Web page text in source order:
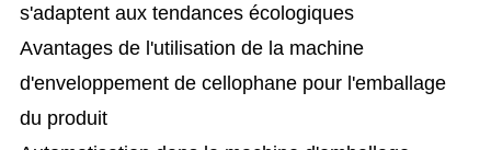
s'adaptent aux tendances écologiques
Avantages de l'utilisation de la machine
d'enveloppement de cellophane pour l'emballage
du produit